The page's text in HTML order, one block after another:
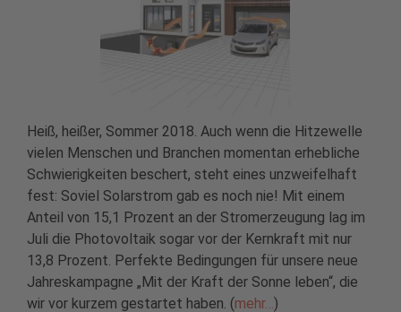
Heiß, heißer, Sommer 2018. Auch wenn die Hitzewelle
vielen Menschen und Branchen momentan erhebliche
Schwierigkeiten beschert, steht eines unzweifelhaft
fest: Soviel Solarstrom gab es noch nie! Mit einem
Anteil von 15,1 Prozent an der Stromerzeugung lag im
Juli die Photovoltaik sogar vor der Kernkraft mit nur
13,8 Prozent. Perfekte Bedingungen für unsere neue
Jahreskampagne „Mit der Kraft der Sonne leben“, die
wir vor kurzem gestartet haben. (mehr…)